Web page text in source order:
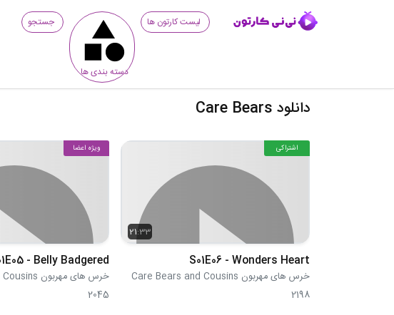
لیست کارتون ها
دسته بندی ها
جستجو
دانلود Care Bears
21:33
اشتراکی
S01E06 - Wonders Heart
خرس های مهربون Care Bears and Cousins
2198
ویژه اعضا
- Belly Badgered
خرس های مهربون Care Bears and Cousins
2045